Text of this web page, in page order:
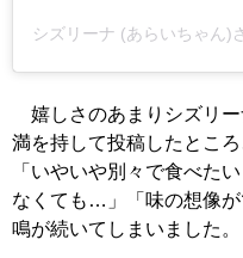
嬉しさのあまりシズリー
満を持して投稿したとこ
「いやいや別々で食べた
なくても…」「味の想像
鳴が続いてしまいました。